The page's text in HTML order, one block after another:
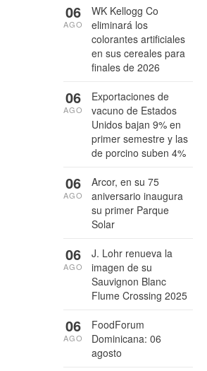
WK Kellogg Co
eliminará los
colorantes artificiales
en sus cereales para
finales de 2026
06
AGO
Exportaciones de
vacuno de Estados
Unidos bajan 9% en
primer semestre y las
de porcino suben 4%
06
AGO
Arcor, en su 75
aniversario inaugura
su primer Parque
Solar
06
AGO
J. Lohr renueva la
imagen de su
Sauvignon Blanc
Flume Crossing 2025
06
AGO
FoodForum
Dominicana: 06
agosto
06
AGO